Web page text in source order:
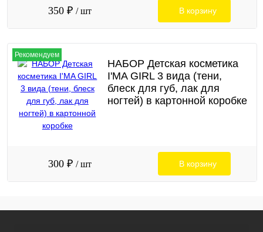
350 ₽ / шт В корзину
Рекомендуем
НАБОР Детская косметика
I'MA GIRL 3 вида (тени,
блеск для губ, лак для
ногтей) в картонной коробке
300 ₽ / шт В корзину